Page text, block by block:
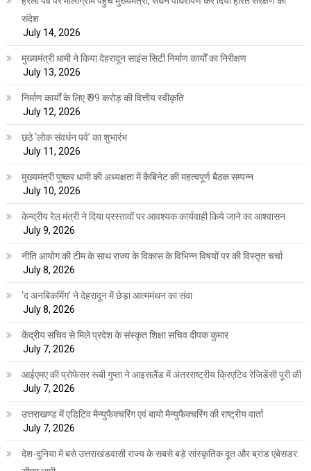
संदेश
July 14, 2026
मुख्यमंत्री धामी ने किया देहरादून साइंस सिटी निर्माण कार्यों का निरीक्षण
July 13, 2026
निर्माण कार्यों के लिए ₹ 99 करोड़ की वित्तीय स्वीकृति
July 12, 2026
छठे ‘लोक संवर्धन पर्व’ का शुभारंभ
July 11, 2026
मुख्यमंत्री पुष्कर धामी की अध्यक्षता में कैबिनेट की महत्वपूर्ण बैठक सम्पन्न
July 10, 2026
केन्द्रीय रेल मंत्री ने दिया प्रस्तावों पर आवश्यक कार्यवाही किये जाने का आश्वासन
July 9, 2026
नीति आयोग की टीम के साथ राज्य के विकास के विभिन्न विषयों पर की विस्तृत चर्चा
July 8, 2026
‘द अनबिकमिंग’ ने देहरादून में छेड़ा आत्ममंथन का संवा
July 8, 2026
केंद्रीय सचिव से मिले प्रदेश के संस्कृत शिक्षा सचिव दीपक कुमार
July 7, 2026
आईएमए की प्रोफेसर रूबी गुप्ता ने आइसलैंड में अंतरराष्ट्रीय क्रिएटिव रेजिडेंसी पूरी की
July 7, 2026
उत्तराखण्ड में एडिटिव मैन्युफैक्चरिंग एवं बायो मैन्युफैक्चरिंग की राष्ट्रीय वार्ता
July 7, 2026
देश-दुनिया में बसे उत्तराखंडवासी राज्य के सबसे बड़े सांस्कृतिक दूत और ब्रांड एंबेसडर: